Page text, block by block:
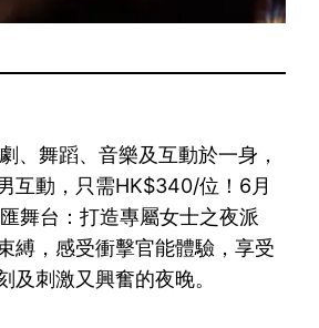
、舞蹈、音樂及互動於一身，
互動，只需HK$340/位！6月
舞台：打造專屬女士之夜派
縛，感受衝擊官能體驗，享受
及刺激又興奮的夜晚。